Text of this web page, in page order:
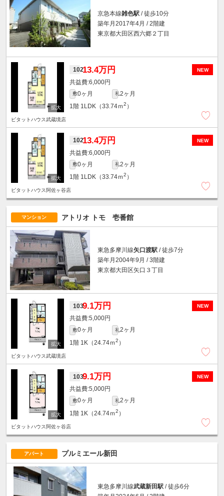
京急本線雑色駅 / 徒歩10分
築年月2017年4月 / 2階建
東京都大田区西六郷２丁目
NEW
10213.4万円
6,000円
敷0ヶ月 礼2ヶ月
1階 1LDK（33.74ｍ2 ）
ピタットハウス武蔵境店
NEW
10213.4万円
6,000円
敷0ヶ月 礼2ヶ月
1階 1LDK（33.74ｍ2 ）
ピタットハウス阿佐ヶ谷店
マンション アトリオ トモ 壱番館
東急多摩川線矢口渡駅 / 徒歩7分
築年月2004年9月 / 3階建
東京都大田区矢口３丁目
NEW
1039.1万円
5,000円
敷0ヶ月 礼2ヶ月
1階 1K（24.74ｍ2 ）
ピタットハウス武蔵境店
NEW
1039.1万円
5,000円
敷0ヶ月 礼2ヶ月
1階 1K（24.74ｍ2 ）
ピタットハウス阿佐ヶ谷店
アパート プルミエール新田
東急多摩川線武蔵新田駅 / 徒歩6分